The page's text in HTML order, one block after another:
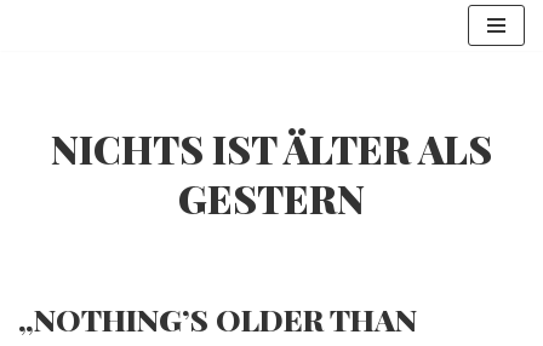
springen
NICHTS IST ÄLTER ALS
GESTERN
„NOTHING’S OLDER THAN